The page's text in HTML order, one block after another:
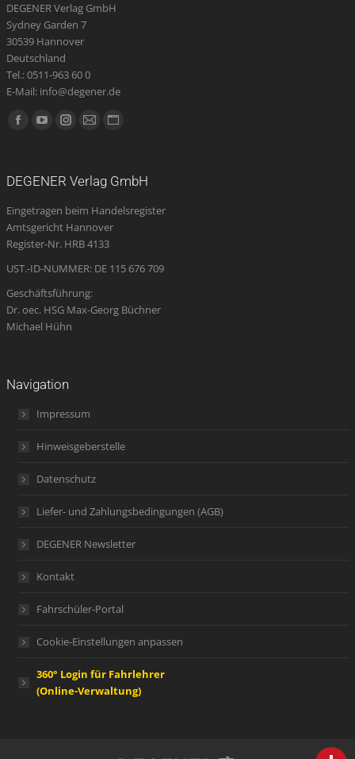
DEGENER Verlag GmbH
Sydney Garden 7
30539 Hannover
Deutschland
Tel.: 0511-963 60 0
E-Mail: info@degener.de
Finden Sie uns auf:
Facebook
new
window
YouTube
new
window
Instagram
new
window
E-
opens
in
new
Website
new
DEGENER Verlag GmbH
Eingetragen beim Handelsregister
Amtsgericht Hannover
Register-Nr. HRB 4133
UST.-ID-NUMMER: DE 115 676 709
Geschäftsführung:
Dr. oec. HSG Max-Georg Büchner
Michael Hühn
Navigation
Impressum
Hinweisgeberstelle
Datenschutz
Liefer- und Zahlungsbedingungen (AGB)
DEGENER Newsletter
Kontakt
Fahrschüler-Portal
Cookie-Einstellungen anpassen
360° Login für Fahrlehrer
(Online-Verwaltung)